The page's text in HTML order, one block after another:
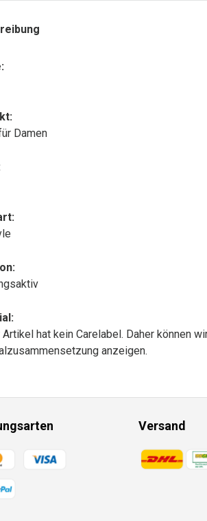
Damen
Artikel hat kein Carelabel. Daher können
anzeigen.
Versand